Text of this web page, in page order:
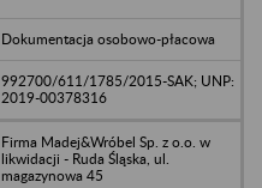
Dokumentacja osobowo-płacowa
992700/611/1785/2015-SAK; UNP:
2019-00378316
Firma Madej&Wróbel Sp. z o.o. w
likwidacji - Ruda Śląska, ul.
magazynowa 45